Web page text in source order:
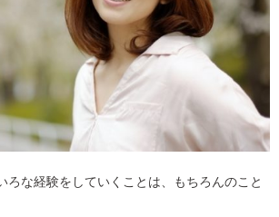
ろな経験をしていくことは、もちろんのこと